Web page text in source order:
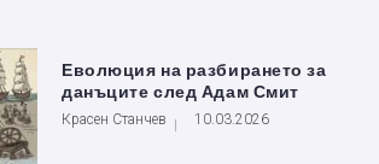
Еволюция на разбирането за
данъците след Адам Смит
Красен Станчев 10.03.2026